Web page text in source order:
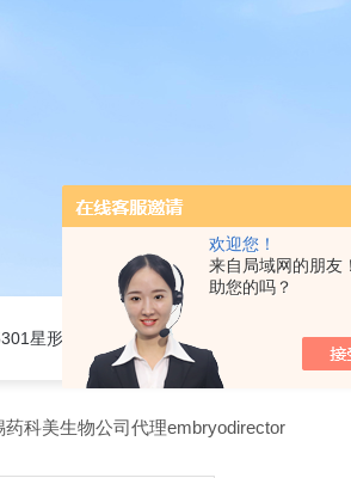
欢迎您！
来自局域网的朋友
助您的吗？
星形细胞培养基
科美生物公司代理embryodirector